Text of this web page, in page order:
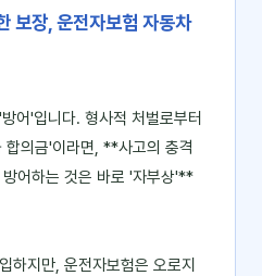
보장, 운전자보험 자동차
어'입니다. 형사적 처벌로부터
합의금'이라면, **사고의 충격
어하는 것은 바로 '자부상'**
하지만, 운전자보험은 오로지